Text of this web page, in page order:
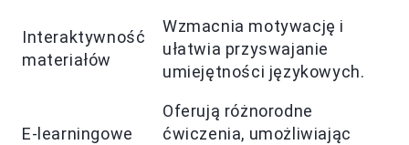
Interaktywność
materiałów
Wzmacnia motywację i
ułatwia przyswajanie
umiejętności językowych.
E-learningowe
Oferują różnorodne
ćwiczenia, umożliwiając